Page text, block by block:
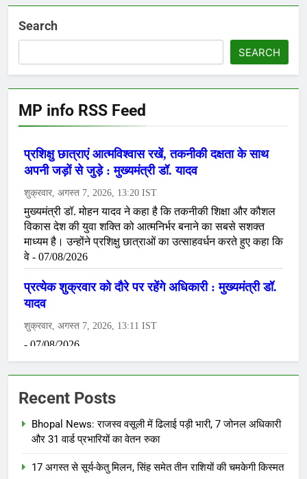
Search
SEARCH
MP info RSS Feed
Recent Posts
Bhopal News: राजस्व वसूली में ढिलाई पड़ी भारी, 7 जोनल अधिकारी
और 31 वार्ड प्रभारियों का वेतन रुका
17 अगस्त से सूर्य-केतु मिलन, सिंह समेत तीन राशियों की चमकेगी किस्मत